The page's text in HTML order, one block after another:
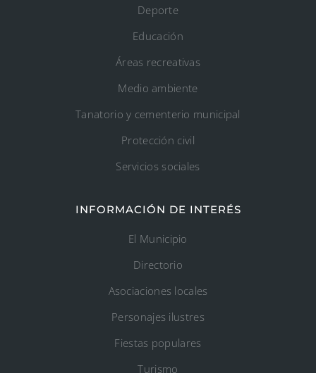
Deporte
Educación
Áreas recreativas
Medio ambiente
Tanatorio y cementerio municipal
Protección civil
Servicios sociales
INFORMACIÓN DE INTERÉS
El Municipio
Directorio
Asociaciones locales
Personajes ilustres
Fiestas populares
Turismo